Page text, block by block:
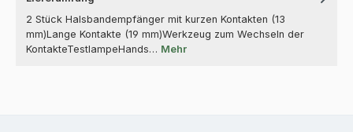
2 Stück Halsbandempfänger mit kurzen Kontakten (13
mm)Lange Kontakte (19 mm)Werkzeug zum Wechseln der
KontakteTestlampeHands… Mehr